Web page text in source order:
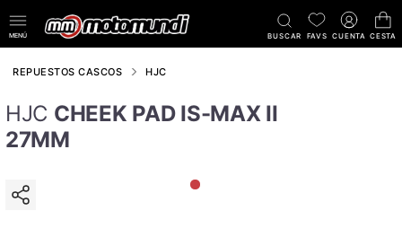
MENÚ BUSCAR FAVS CUENTA CESTA
REPUESTOS CASCOS HJC
HJC CHEEK PAD IS-MAX II
27MM